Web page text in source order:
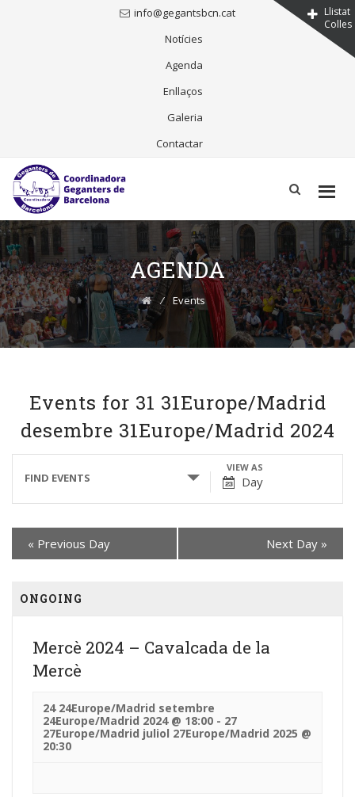
Llistat
Colles
info@gegantsbcn.cat
Notícies
Agenda
Enllaços
Galeria
Contactar
Skip
to
content
AGENDA
⁄ Events
Events for 31 31Europe/Madrid
desembre 31Europe/Madrid 2024
Events
Search
and
Views
Navigation
FIND EVENTS
Event
Views
Navigation
VIEW AS
Day
« Previous Day Next Day »
ONGOING
Mercè 2024 – Cavalcada de la
Mercè
24 24Europe/Madrid setembre
24Europe/Madrid 2024 @ 18:00 - 27
27Europe/Madrid juliol 27Europe/Madrid 2025 @
20:30